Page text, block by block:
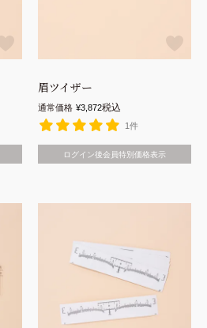
眉ツイザー
通常価格 ¥3,872税込
1件
ログイン後会員特別価格表示